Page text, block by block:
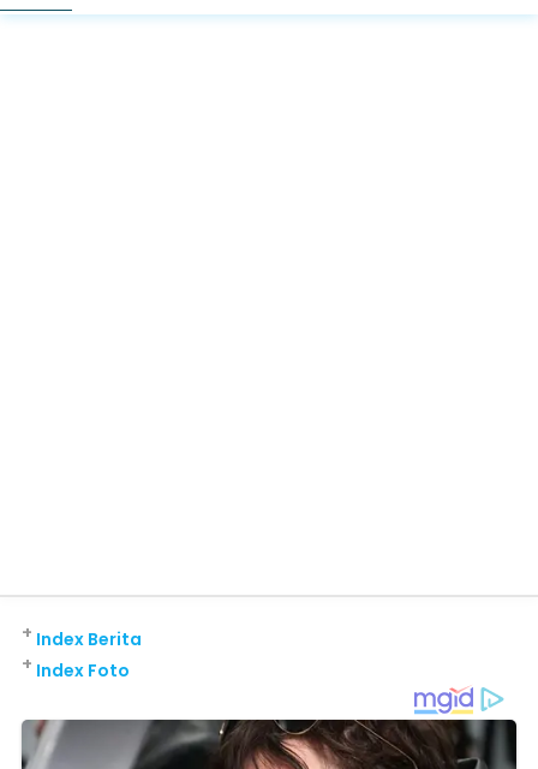
Index Berita
+
Index Foto
+